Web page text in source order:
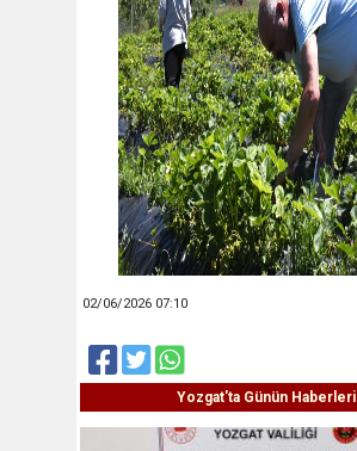
02/06/2026 07:10
Yozgat'ta Günün Haberleri